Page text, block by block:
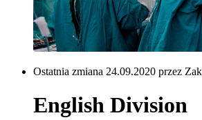
Ostatnia zmiana 24.09.2020 przez
English Division